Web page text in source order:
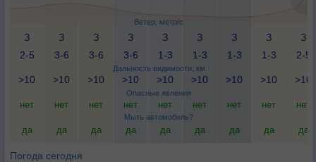
Ветер, метр/с
Дальность видимости, км
Опасные явления
Мыть автомобиль?
З
2-5
З
3-6
З
3-6
З
3-6
З
1-3
З
1-3
З
1-3
З
1-3
З
2-5
>10 >10 >10 >10 >10 >10 >10 >10 >10
нет нет нет нет нет нет нет нет нет
да да да да да да да да да
Погода сегодня